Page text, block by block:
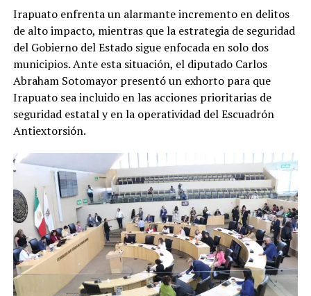
Irapuato enfrenta un alarmante incremento en delitos
de alto impacto, mientras que la estrategia de seguridad
del Gobierno del Estado sigue enfocada en solo dos
municipios. Ante esta situación, el diputado Carlos
Abraham Sotomayor presentó un exhorto para que
Irapuato sea incluido en las acciones prioritarias de
seguridad estatal y en la operatividad del Escuadrón
Antiextorsión.